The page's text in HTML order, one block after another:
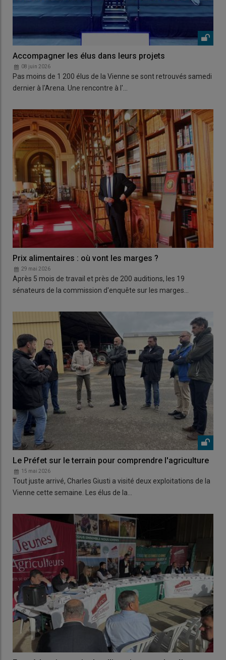
Accompagner les élus dans leurs projets
08 juin 2026
Pas moins de 1 200 élus de la Vienne se sont retrouvés samedi
dernier à l'Arena. Une rencontre à l'…
Prix alimentaires : où vont les marges ?
29 mai 2026
Après 5 mois de travail et près de 200 auditions, les 19
sénateurs de la commission d'enquête sur les marges…
Le Préfet sur le terrain pour comprendre l'agriculture
15 mai 2026
Tout juste arrivé, Charles Giusti a visité deux exploitations de la
Vienne cette semaine. Les élus de la…